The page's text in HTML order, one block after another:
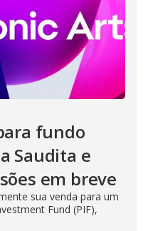
fundo
Saudita e
em breve
sua venda para um
Fund (PIF),